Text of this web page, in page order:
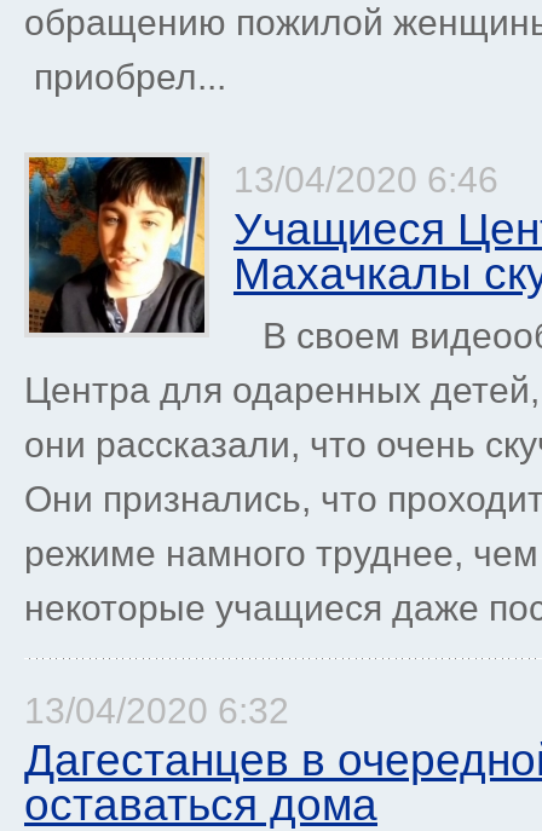
обращению пожилой
приобрел...
13/04/2020 6:46
Учащиеся
Махачкалы
В своем
Центра для одаренных
они рассказали, что очень
Они признались, что
режиме намного труднее,
некоторые учащиеся даже
13/04/2020 6:32
Дагестанцев в
оставаться дома